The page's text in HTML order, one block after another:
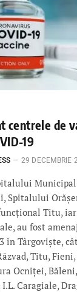
centrele de
19
29 DECEMBRIE
Spitalului
Titu, iar
au fost
în Târgovişte,
Titu,
Ocniţei,
Caragiale,